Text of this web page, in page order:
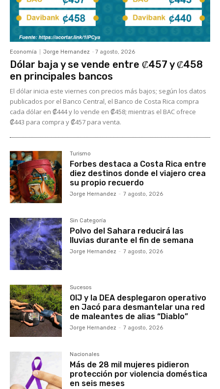
Economía Jorge Hernandez - 7 agosto, 2026
Dólar baja y se vende entre ₡457 y ₡458
en principales bancos
El dólar inicia este viernes con precios más bajos; según los datos
publicados por el Banco Central, el Banco de Costa Rica compra
cada dólar en ₡444 y lo vende en ₡458; mientras el BAC ofrece
₡443 para compra y ₡457 para venta.
Turismo
Forbes destaca a Costa Rica entre
diez destinos donde el viajero crea
su propio recuerdo
Jorge Hernandez - 7 agosto, 2026
Sin Categoría
Polvo del Sahara reducirá las
lluvias durante el fin de semana
Jorge Hernandez - 7 agosto, 2026
Sucesos
OIJ y la DEA desplegaron operativo
en Jacó para desmantelar una red
de maleantes de alias “Diablo”
Jorge Hernandez - 7 agosto, 2026
Nacionales
Más de 28 mil mujeres pidieron
protección por violencia doméstica
en seis meses